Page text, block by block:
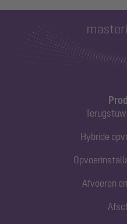
Hybride
Afvoeren